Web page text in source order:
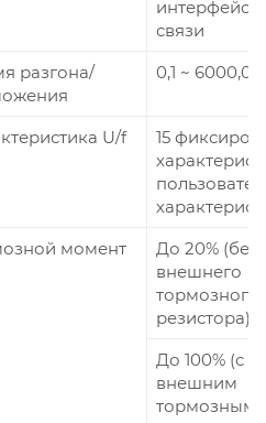
связи
разгона/
0,1 ~ 6000,0 с
U/f
15
момент
До 20% (без
внешнего
тормозного
резистора)
До 100% (с
внешним
тормозным